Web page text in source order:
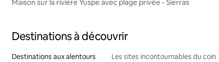
Maison sur la rivière Yuspe avec plage privée - Sierras
Destinations à découvrir
Destinations aux alentours Les sites incontournables du coin